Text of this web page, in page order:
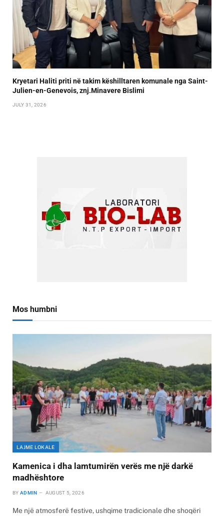
Kryetari Haliti priti në takim këshilltaren komunale nga Saint-
Julien-en-Genevois, znj.Minavere Bislimi
JULY 31, 2026
Mos humbni
LAJME LOKALE
Kamenica i dha lamtumirën verës me një darkë
madhështore
BY ADMIN AUGUST 5, 2026
Me një atmosferë festive, ushqime tradicionale dhe shoqëri